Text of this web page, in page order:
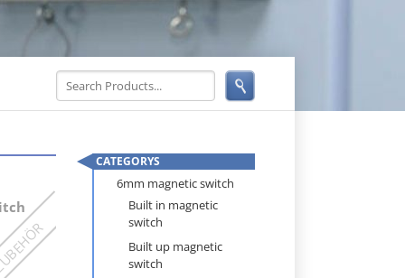
CATEGORYS
Skip
navigation
6mm magnetic switch
Built in magnetic
switch
Built up magnetic
switch